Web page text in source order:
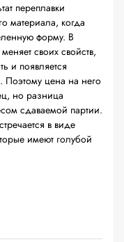
переплавки
материала, когда
форму. В
своих свойств,
и появляется
Поэтому цена на него
но разница
сдаваемой партии.
в виде
имеют голубой